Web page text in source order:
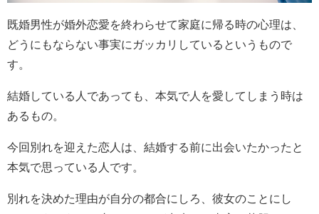
既婚男性が婚外恋愛を終わらせて家庭に帰る時の心理は、
どうにもならない事実にガッカリしているというもので
す。
結婚している人であっても、本気で人を愛してしまう時は
あるもの。
今回別れを迎えた恋人は、結婚する前に出会いたかったと
本気で思っている人です。
別れを決めた理由が自分の都合にしろ、彼女のことにし